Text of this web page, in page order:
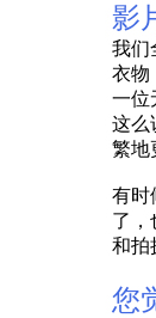
影
我们
衣物
一位
这么
繁地
有时
了，
和拍
您